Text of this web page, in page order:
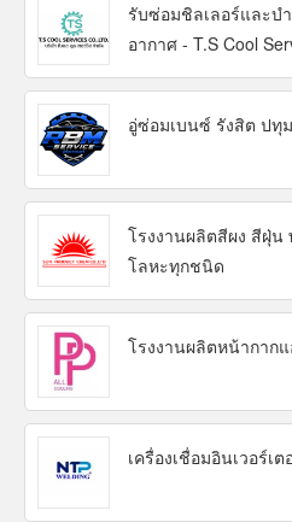
รับซ่อมชิลเลอร์และบ
อากาศ - T.S Cool
อู่ซ่อมเบนซ์ รังสิต ปทุ
โรงงานผลิตสีผง สีฝุ่น
โลหะทุกชนิด
โรงงานผลิตหน้ากาก
เครื่องเชื่อมอินเวอร์เ